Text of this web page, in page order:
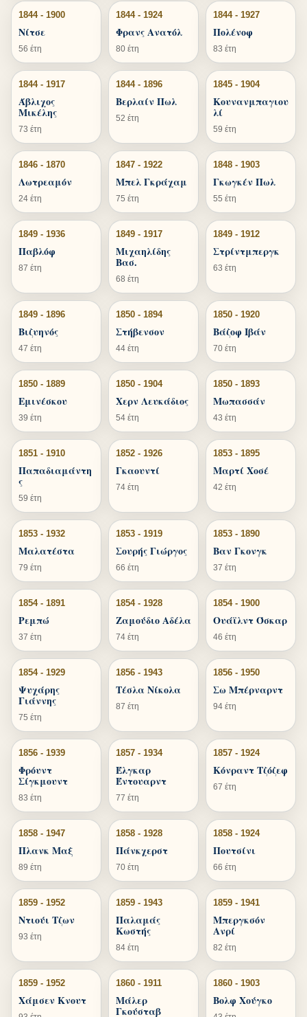
1844 - 1900
Νίτσε
56 έτη
1844 - 1924
Φρανς Ανατόλ
80 έτη
1844 - 1927
Πολένοφ
83 έτη
1844 - 1917
Άβλιχος
Μικέλης
73 έτη
1844 - 1896
Βερλαίν Πωλ
52 έτη
1845 - 1904
Κουνανμπαγιου
λί
59 έτη
1846 - 1870
Λωτρεαμόν
24 έτη
1847 - 1922
Μπελ Γκράχαμ
75 έτη
1848 - 1903
Γκωγκέν Πωλ
55 έτη
1849 - 1936
Παβλόφ
87 έτη
1849 - 1917
Μιχαηλίδης
Βασ.
68 έτη
1849 - 1912
Στρίντμπεργκ
63 έτη
1849 - 1896
Βιζυηνός
47 έτη
1850 - 1894
Στήβενσον
44 έτη
1850 - 1920
Βάζοφ Ιβάν
70 έτη
1850 - 1889
Εμινέσκου
39 έτη
1850 - 1904
Χερν Λευκάδιος
54 έτη
1850 - 1893
Μωπασσάν
43 έτη
1851 - 1910
Παπαδιαμάντη
ς
59 έτη
1852 - 1926
Γκαουντί
74 έτη
1853 - 1895
Μαρτί Χοσέ
42 έτη
1853 - 1932
Μαλατέστα
79 έτη
1853 - 1919
Σουρής Γιώργος
66 έτη
1853 - 1890
Βαν Γκονγκ
37 έτη
1854 - 1891
Ρεμπώ
37 έτη
1854 - 1928
Ζαμούδιο Αδέλα
74 έτη
1854 - 1900
Ουάϊλντ Όσκαρ
46 έτη
1854 - 1929
Ψυχάρης
Γιάννης
75 έτη
1856 - 1943
Τέσλα Νίκολα
87 έτη
1856 - 1950
Σω Μπέρναρντ
94 έτη
1856 - 1939
Φρόυντ
Σίγκμουντ
83 έτη
1857 - 1934
Έλγκαρ
Έντουαρντ
77 έτη
1857 - 1924
Κόνραντ Τζόζεφ
67 έτη
1858 - 1947
Πλανκ Μαξ
89 έτη
1858 - 1928
Πάνκχερστ
70 έτη
1858 - 1924
Πουτσίνι
66 έτη
1859 - 1952
Ντιούι Τζων
93 έτη
1859 - 1943
Παλαμάς
Κωστής
84 έτη
1859 - 1941
Μπεργκσόν
Ανρί
82 έτη
1859 - 1952
Χάμσεν Κνουτ
1860 - 1911
Μάλερ
Γκούσταβ
1860 - 1903
Βολφ Χούγκο